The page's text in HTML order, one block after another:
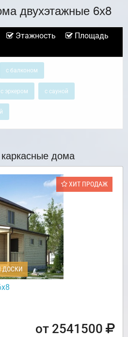
двухэтажные 6х8
Этажность
Площадь
с балконом
с эркером с сауной
дома
ХИТ ПРОДАЖ
ДОСКИ
от 2541500